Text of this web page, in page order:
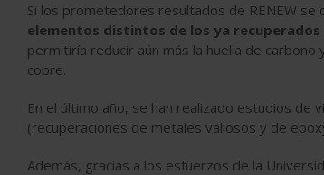
Si los prometedores resultados de RENEW se
elementos distintos de los ya recuperados
permitiría reducir aún más la huella de
cobre.
En el último año, se han realizado estudios de
(recuperaciones de metales valiosos y de
Además, gracias a los esfuerzos de la